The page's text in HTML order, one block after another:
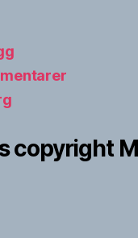
copyright